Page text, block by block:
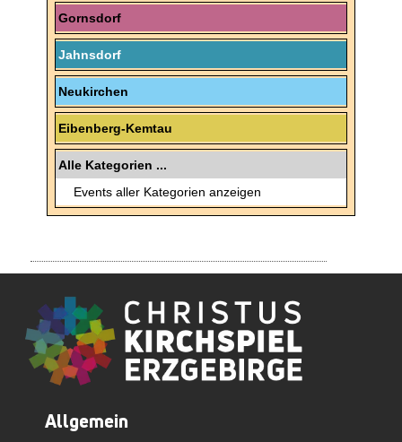
Gornsdorf
Jahnsdorf
Neukirchen
Eibenberg-Kemtau
Alle Kategorien ...
Events aller Kategorien anzeigen
Allgemein